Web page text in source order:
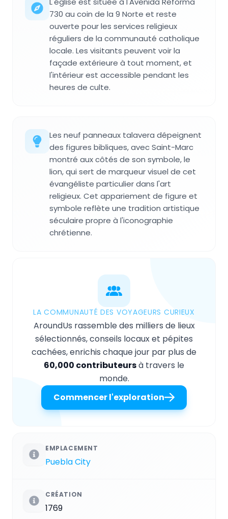
730 au coin de la 9 Norte et reste
ouverte pour les services religieux
réguliers de la communauté catholique
locale. Les visitants peuvent voir la
façade extérieure à tout moment, et
l'intérieur est accessible pendant les
heures de culte.
Les neuf panneaux talavera dépeignent
des figures bibliques, avec Saint-Marc
montré aux côtés de son symbole, le
lion, qui sert de marqueur visuel de cet
évangéliste particulier dans l'art
religieux. Cet appariement de figure et
symbole reflète une tradition artistique
séculaire propre à l'iconographie
chrétienne.
LA COMMUNAUTÉ DES VOYAGEURS CURIEUX
AroundUs rassemble des milliers de lieux
sélectionnés, conseils locaux et pépites
cachées, enrichis chaque jour par plus de
60,000 contributeursà travers le
monde.
Commencer l'exploration
EMPLACEMENT
Puebla City
CRÉATION
1769